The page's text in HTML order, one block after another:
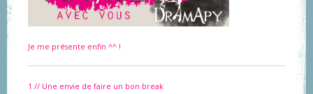
Je me présente enfin ^^ !
1 // Une envie de faire un bon break